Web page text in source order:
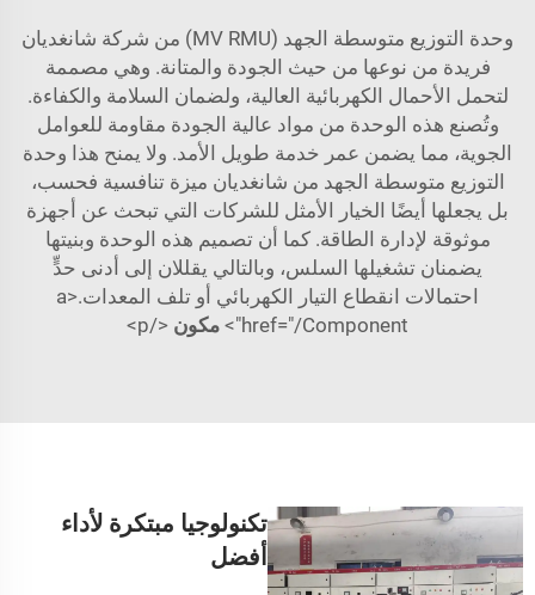
وحدة التوزيع متوسطة الجهد (MV RMU) من شركة شانغديان
فريدة من نوعها من حيث الجودة والمتانة. وهي مصممة
لتحمل الأحمال الكهربائية العالية، ولضمان السلامة والكفاءة.
وتُصنع هذه الوحدة من مواد عالية الجودة مقاومة للعوامل
الجوية، مما يضمن عمر خدمة طويل الأمد. ولا يمنح هذا وحدة
التوزيع متوسطة الجهد من شانغديان ميزة تنافسية فحسب،
بل يجعلها أيضًا الخيار الأمثل للشركات التي تبحث عن أجهزة
موثوقة لإدارة الطاقة. كما أن تصميم هذه الوحدة وبنيتها
يضمنان تشغيلها السلس، وبالتالي يقللان إلى أدنى حدٍّ
احتمالات انقطاع التيار الكهربائي أو تلف المعدات.<a
href="/Component">
مكون </p>
تكنولوجيا مبتكرة لأداء
أفضل